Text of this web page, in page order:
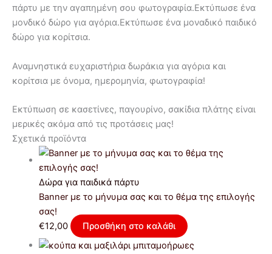
πάρτυ με την αγαπημένη σου φωτογραφία.Εκτύπωσε ένα
μονδικό δώρο για αγόρια.Εκτύπωσε ένα μοναδικό παιδικό
δώρο για κορίτσια.
Αναμνηστικά ευχαριστήρια δωράκια για αγόρια και
κορίτσια με όνομα, ημερομηνία, φωτογραφία!
Εκτύπωση σε κασετίνες, παγουρίνο, σακίδια πλάτης είναι
μερικές ακόμα από τις προτάσεις μας!
Σχετικά προϊόντα
Δώρα για παιδικά πάρτυ
Banner με το μήνυμα σας και το θέμα της επιλογής
σας!
€12,00 Προσθήκη στο καλάθι